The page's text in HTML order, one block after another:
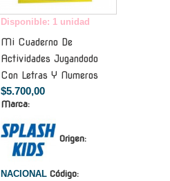
Disponible: 1 unidad
Mi Cuaderno De
Actividades Jugandodo
Con Letras Y Numeros
$5.700,00
Marca:
Origen:
NACIONAL Código: